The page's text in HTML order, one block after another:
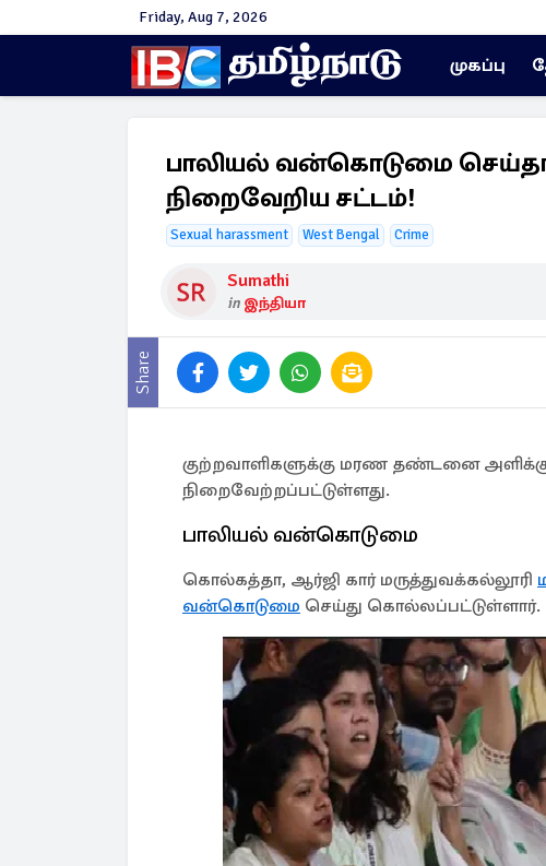
Friday, Aug 7, 2026
முகப்பு
பாலியல் வன்கொடுமை
நிறைவேறிய சட்டம்!
Sexual harassment West Bengal Crime
Sumathi
in இந்தியா
Share
குற்றவாளிகளுக்கு மரண தண்டனை
நிறைவேற்றப்பட்டுள்ளது.
பாலியல் வன்கொடுமை
கொல்கத்தா, ஆர்ஜி கார் மருத்துவக்கல்லூரி
வன்கொடுமை செய்து கொல்லப்பட்டுள்ளார்.